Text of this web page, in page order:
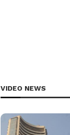
VIDEO NEWS